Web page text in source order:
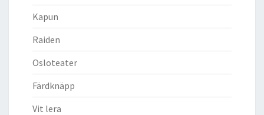
Kapun
Raiden
Osloteater
Färdknäpp
Vit lera